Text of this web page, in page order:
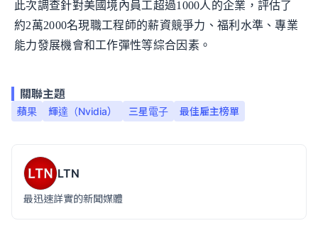
此次調查針對美國境內員工超過1000人的企業，評估了
約2萬2000名現職工程師的薪資競爭力、福利水準、專業
能力發展機會和工作彈性等綜合因素。
關聯主題
蘋果 輝達（Nvidia） 三星電子 最佳雇主榜單
LTN
最迅速詳實的新聞媒體